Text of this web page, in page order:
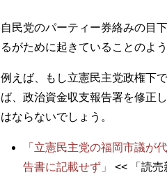
自民党のパーティー券絡みの目
るがために起きていることのよ
例えば、もし立憲民主党政権下
ば、政治資金収支報告署を修正
はならないでしょう。
「立憲民主党の福岡市議が
告書に記載せず」
<< 「読売